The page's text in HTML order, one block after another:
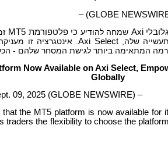
Axi שמחה להודיע ​​ כי פלטפורמת MT5
שלה,Axi Select. אינטגרציה זו
המתאימה ביותר לגישת המסחר שלהם -
Now Available on Axi Select,
Globally
09, 2025 (GLOBE NEWSWIRE) –
the MT5 platform is now available for
traders the flexibility to choose the